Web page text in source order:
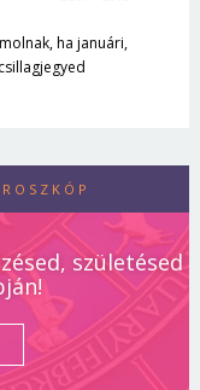
ha januári,
születésed